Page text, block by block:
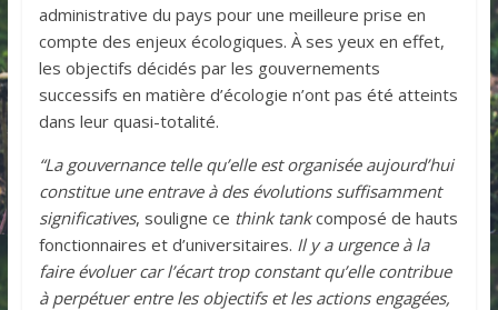
administrative du pays pour une meilleure prise en
compte des enjeux écologiques. À ses yeux en effet,
les objectifs décidés par les gouvernements
successifs en matière d’écologie n’ont pas été atteints
dans leur quasi-totalité.
“La gouvernance telle qu’elle est organisée aujourd’hui
constitue une entrave à des évolutions suffisamment
significatives, souligne ce think tankcomposé de hauts
fonctionnaires et d’universitaires. Il y a urgence à la
faire évoluer car l’écart trop constant qu’elle contribue
à perpétuer entre les objectifs et les actions engagées,